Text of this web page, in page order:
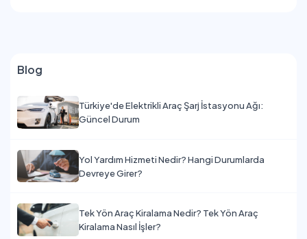
Blog
Türkiye'de Elektrikli Araç Şarj İstasyonu Ağı:
Güncel Durum
Yol Yardım Hizmeti Nedir? Hangi Durumlarda
Devreye Girer?
Tek Yön Araç Kiralama Nedir? Tek Yön Araç
Kiralama Nasıl İşler?